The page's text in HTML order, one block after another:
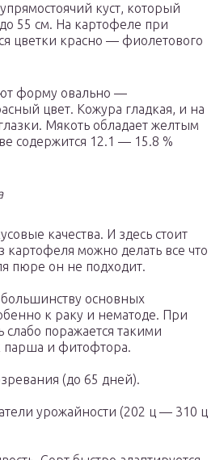
куст, который
55 см. На картофеле при
цветки красно — фиолетового
форму овально —
цвет. Кожура гладкая, и на
Мякоть обладает желтым
содержится 12.1 — 15.8 %
качества. И здесь стоит
картофеля можно делать все что
пюре он не подходит.
большинству основных
к раку и нематоде. При
слабо поражается такими
парша и фитофтора.
(до 65 дней).
урожайности (202 ц — 310 ц